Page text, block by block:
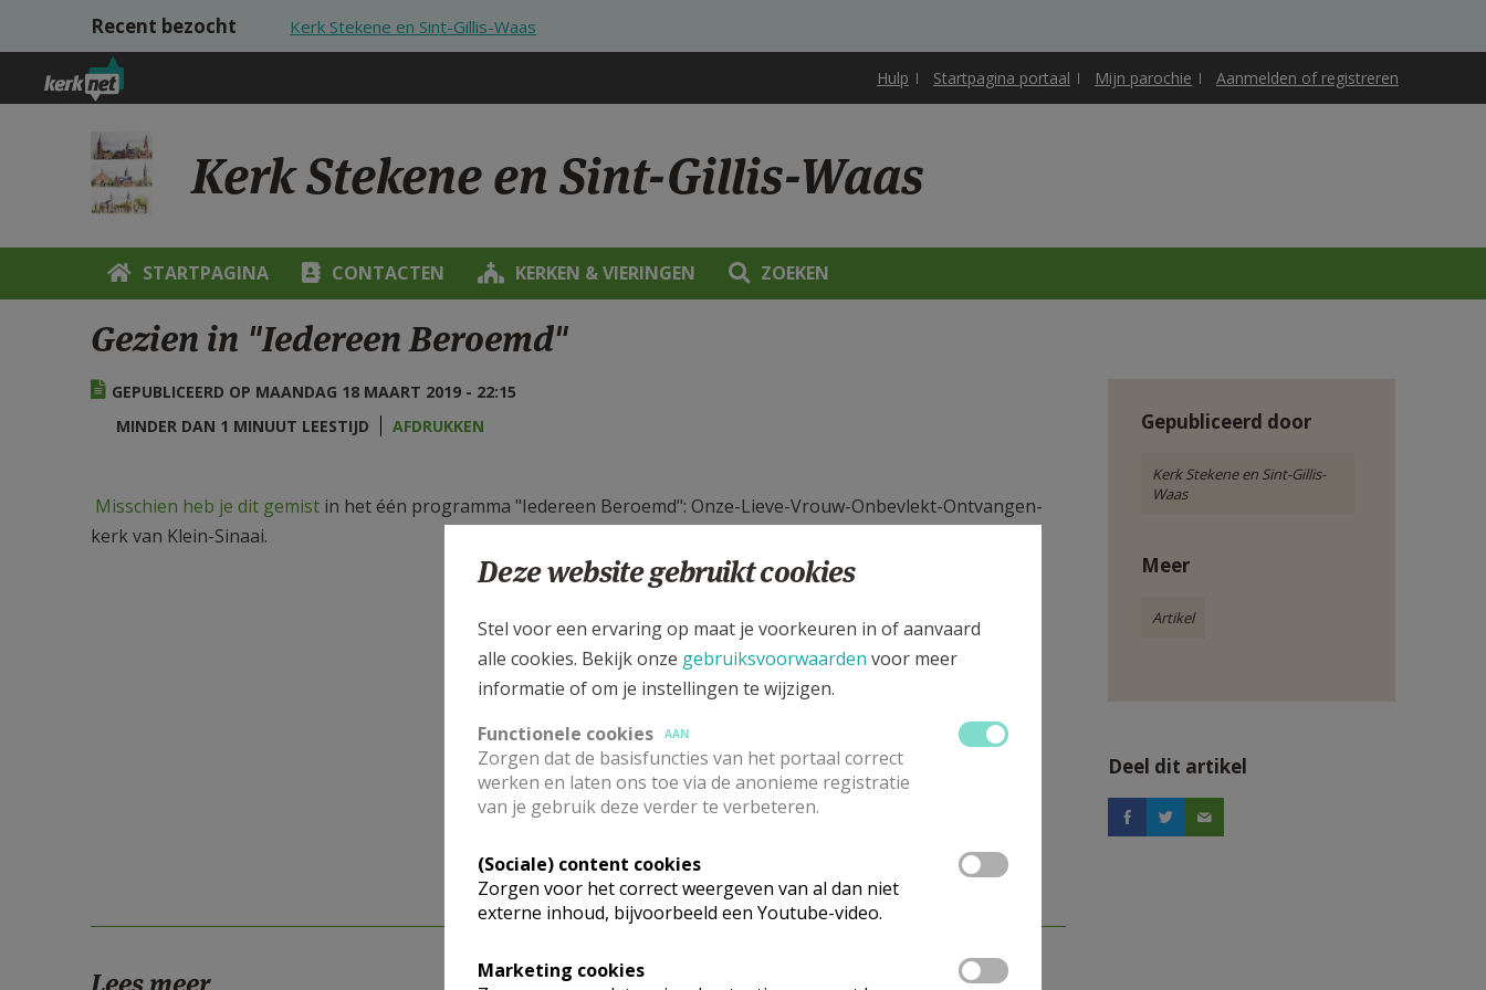
Overslaan en naar de inhoud gaan
Recent bezocht Kerk Stekene en Sint-Gillis-Waas
Hulp Startpagina portaal Mijn parochie Aanmelden of registreren
Kerk Stekene en Sint-Gillis-Waas
STARTPAGINA CONTACTEN KERKEN & VIERINGEN ZOEKEN
Gezien in "Iedereen Beroemd"
GEPUBLICEERD OP MAANDAG 18 MAART 2019 - 22:15
MINDER DAN 1 MINUUT LEESTIJD
AFDRUKKEN
Misschien heb je dit gemist in het één programma "Iedereen Beroemd": Onze-Lieve-Vrouw-Onbevlekt-Ontvangen-
kerk van Klein-Sinaai.
Gepubliceerd door
Kerk Stekene en Sint-Gillis-
Waas
Meer
Artikel
Deel dit artikel
Deze website gebruikt cookies
Stel voor een ervaring op maat je voorkeuren in of aanvaard
alle cookies. Bekijk onze gebruiksvoorwaarden voor meer
informatie of om je instellingen te wijzigen.
Functionele cookies
AAN
Zorgen dat de basisfuncties van het portaal correct
werken en laten ons toe via de anonieme registratie
van je gebruik deze verder te verbeteren.
(Sociale) content cookies
Zorgen voor het correct weergeven van al dan niet
externe inhoud, bijvoorbeeld een Youtube-video.
Marketing cookies